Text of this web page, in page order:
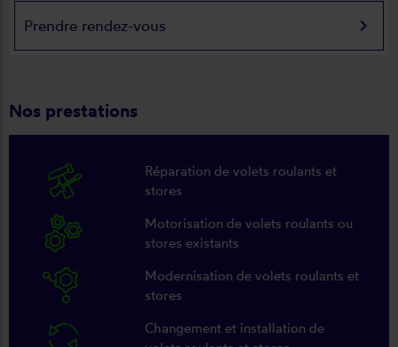
Prendre rendez-vous keyboard_arrow_right
Nos prestations
Réparation de volets roulants et
stores
Motorisation de volets roulants ou
stores existants
Modernisation de volets roulants et
stores
Changement et installation de